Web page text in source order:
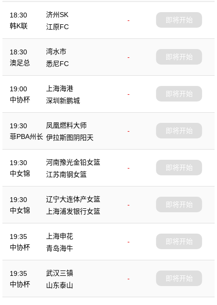
18:30
韩K联
济州SK
-
江原FC
即将开始
18:30
澳足总
湾水市
-
悉尼FC
即将开始
19:00
中协杯
上海海港
-
深圳新鹏城
即将开始
19:30
菲PBA州长
凤凰燃料大师
-
伊拉斯图阴阳天
即将开始
19:30
中女锦
河南豫光金铅女篮
-
江苏南钢女篮
即将开始
19:30
中女锦
辽宁大连体产女篮
-
上海浦发银行女篮
即将开始
19:35
中协杯
上海申花
-
青岛海牛
即将开始
19:35
中协杯
武汉三镇
-
山东泰山
即将开始